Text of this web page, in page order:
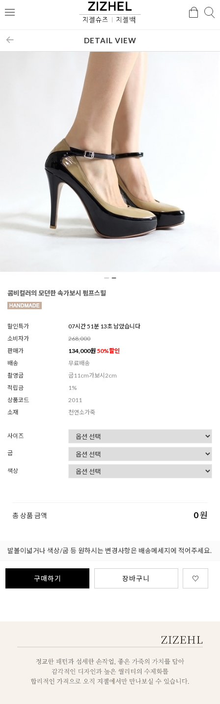
메
검
DETAIL VIEW
콤비컬러의 모던한 속가보시 펌프스힐
할인특가
07시간 51분 10초 남았습니다
소비자가
268,000
판매가
134,000원 50%할인
배송
무료배송
촬영굽
굽11cm가보시2cm
적립금
1%
상품코드
2011
소재
천연소가죽
사이즈
굽
색상
총 상품 금액 0원
발볼이넓거나 색상/굽 등 원하시는 변경사항은 배송메세지에 적어주세요.
구매하기 장바구니 ♡